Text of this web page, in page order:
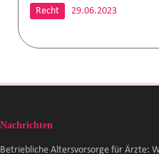
Recht 29.06.2023
Nachrichten
Betriebliche Altersvorsorge für Ärzte: